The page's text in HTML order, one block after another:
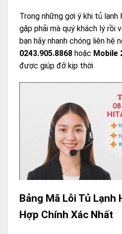
Trong những gợi ý khi tủ lạnh
gặp phải mà quý khách lý rồi
bạn hãy nhanh chóng liên hệ
0243.905.8868 hoặc Mobile
được giúp đỡ kịp thời
Bảng Mã Lỗi Tủ Lạnh
Hợp Chính Xác Nhất